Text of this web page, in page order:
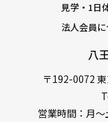
八
〒192-0072
営業時間：月
見学・1日
法人会員